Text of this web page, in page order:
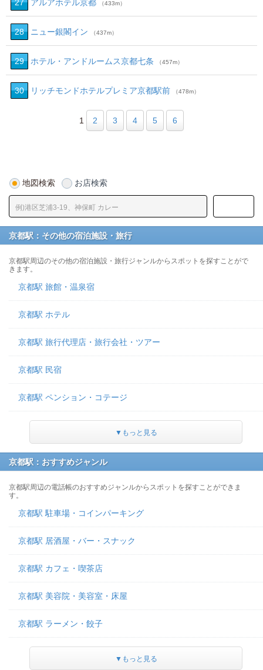
27 アルアホテル京都 （433m）
28 ニュー銀閣イン （437m）
29 ホテル・アンドルームス京都七条 （457m）
30 リッチモンドホテルプレミア京都駅前 （478m）
1 2 3 4 5 6
地図検索 お店検索
京都駅：その他の宿泊施設・旅行
京都駅周辺のその他の宿泊施設・旅行ジャンルからスポットを探すことがで
きます。
京都駅 旅館・温泉宿
京都駅 ホテル
京都駅 旅行代理店・旅行会社・ツアー
京都駅 民宿
京都駅 ペンション・コテージ
▼もっと見る
京都駅：おすすめジャンル
京都駅周辺の電話帳のおすすめジャンルからスポットを探すことができま
す。
京都駅 駐車場・コインパーキング
京都駅 居酒屋・バー・スナック
京都駅 カフェ・喫茶店
京都駅 美容院・美容室・床屋
京都駅 ラーメン・餃子
▼もっと見る